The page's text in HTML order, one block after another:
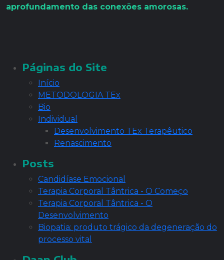
aprofundamento das conexões amorosas.
Páginas do Site
Início
METODOLOGIA TEx
Bio
Individual
Desenvolvimento TEx Terapêutico
Renascimento
Posts
Candidíase Emocional
Terapia Corporal Tântrica - O Começo
Terapia Corporal Tântrica - O
Desenvolvimento
Biopatia: produto trágico da degeneração do
processo vital